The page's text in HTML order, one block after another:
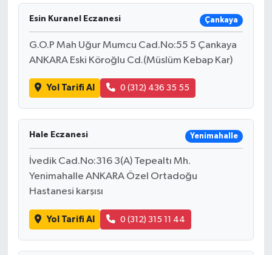
Esin Kuranel Eczanesi Çankaya
G.O.P Mah Uğur Mumcu Cad.No:55 5 Çankaya
ANKARA Eski Köroğlu Cd.(Müslüm Kebap Kar)
Yol Tarifi Al 0 (312) 436 35 55
Hale Eczanesi Yenimahalle
İvedik Cad.No:316 3(A) Tepealtı Mh.
Yenimahalle ANKARA Özel Ortadoğu
Hastanesi karşısı
Yol Tarifi Al 0 (312) 315 11 44